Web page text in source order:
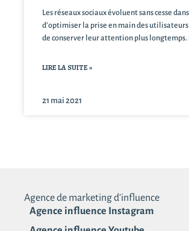
Les réseaux sociaux évoluent sans cesse
d’optimiser la prise en main des
de conserver leur attention plus longtemps.
LIRE LA SUITE »
21 mai 2021
Agence de marketing d'influence
Agence influence Instagram